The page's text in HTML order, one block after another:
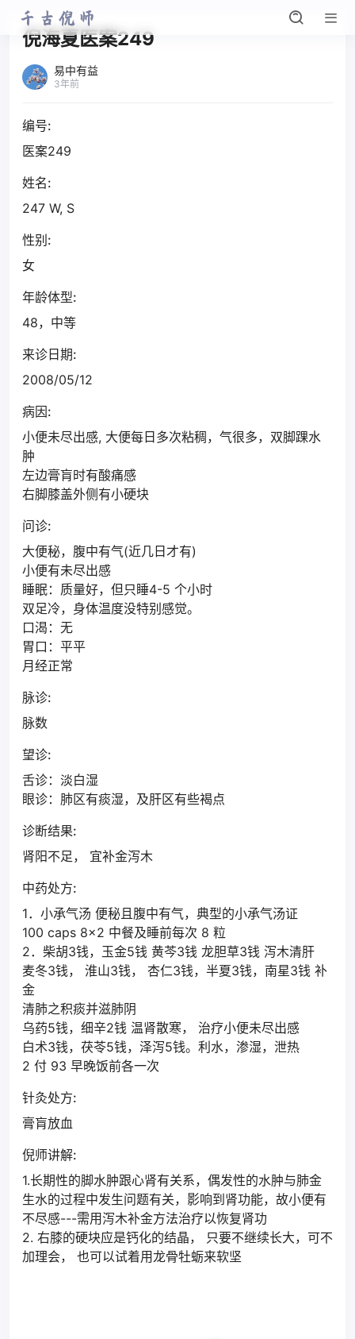
倪海夏医案249
易中有益
3年前
编号:
医案249
姓名:
247 W, S
性别:
女
年龄体型:
48，中等
来诊日期:
2008/05/12
病因:
小便未尽出感, 大便每日多次粘稠，气很多，双脚踝水
肿
左边膏肓时有酸痛感
右脚膝盖外侧有小硬块
问诊:
大便秘，腹中有气(近几日才有)
小便有未尽出感
睡眠：质量好，但只睡4-5 个小时
双足冷，身体温度没特别感觉。
口渴：无
胃口：平平
月经正常
脉诊:
脉数
望诊:
舌诊：淡白湿
眼诊：肺区有痰湿，及肝区有些褐点
诊断结果:
肾阳不足， 宜补金泻木
中药处方:
1．小承气汤 便秘且腹中有气，典型的小承气汤证
100 caps 8x2 中餐及睡前每次 8 粒
2．柴胡3钱，玉金5钱 黄芩3钱 龙胆草3钱 泻木清肝
麦冬3钱， 淮山3钱， 杏仁3钱，半夏3钱，南星3钱 补
金
清肺之积痰并滋肺阴
乌药5钱，细辛2钱 温肾散寒， 治疗小便未尽出感
白术3钱，茯苓5钱，泽泻5钱。利水，渗湿，泄热
2 付 93 早晚饭前各一次
针灸处方:
膏肓放血
倪师讲解:
1.长期性的脚水肿跟心肾有关系，偶发性的水肿与肺金
生水的过程中发生问题有关，影响到肾功能，故小便有
不尽感---需用泻木补金方法治疗以恢复肾功
2. 右膝的硬块应是钙化的结晶， 只要不继续长大，可不
加理会， 也可以试着用龙骨牡蛎来软坚